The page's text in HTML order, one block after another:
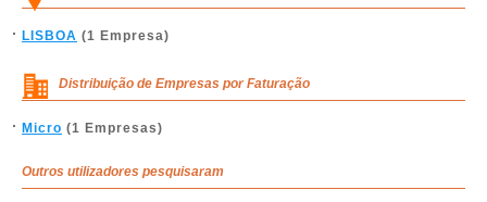
LISBOA (1 Empresa)
Distribuição de Empresas por Faturação
Micro (1 Empresas)
Outros utilizadores pesquisaram